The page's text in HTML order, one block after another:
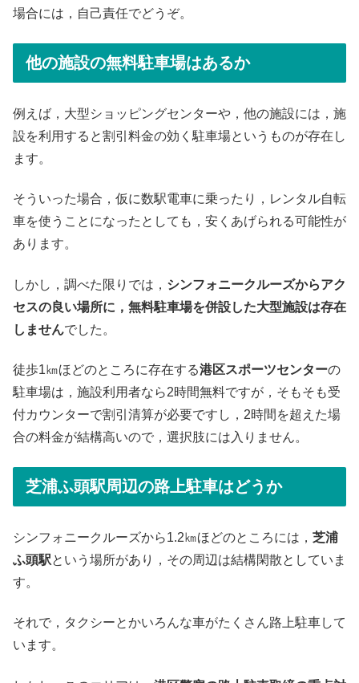
場合には，自己責任でどうぞ。
他の施設の無料駐車場はあるか
例えば，大型ショッピングセンターや，他の施設には，施
設を利用すると割引料金の効く駐車場というものが存在し
ます。
そういった場合，仮に数駅電車に乗ったり，レンタル自転
車を使うことになったとしても，安くあげられる可能性が
あります。
しかし，調べた限りでは， シンフォニークルーズからアク
セスの良い場所に，無料駐車場を併設した大型施設は存在
しませんでした。
徒歩1㎞ほどのところに存在する港区スポーツセンターの
駐車場は，施設利用者なら2時間無料ですが，そもそも受
付カウンターで割引清算が必要ですし，2時間を超えた場
合の料金が結構高いので，選択肢には入りません。
芝浦ふ頭駅周辺の路上駐車はどうか
シンフォニークルーズから1.2㎞ほどのところには， 芝浦
ふ頭駅という場所があり，その周辺は結構閑散としていま
す。
それで，タクシーとかいろんな車がたくさん路上駐車して
います。